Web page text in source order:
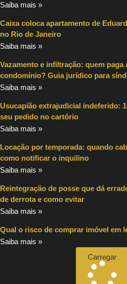
Saiba mais »
Caixa coloca apartamento de
no Rio de Janeiro
Saiba mais »
Vazamento e infiltração: quem paga
condomínio? Guia jurídico para
Saiba mais »
Usucapião extrajudicial indeferido:
seu pedido no cartório
Saiba mais »
Locação por temporada: quando
como notificar o inquilino
Saiba mais »
Reintegração de posse que dá
de derrota e como evitar
Saiba mais »
Qual o risco de comprar imóvel em
Saiba mais »
Carregar